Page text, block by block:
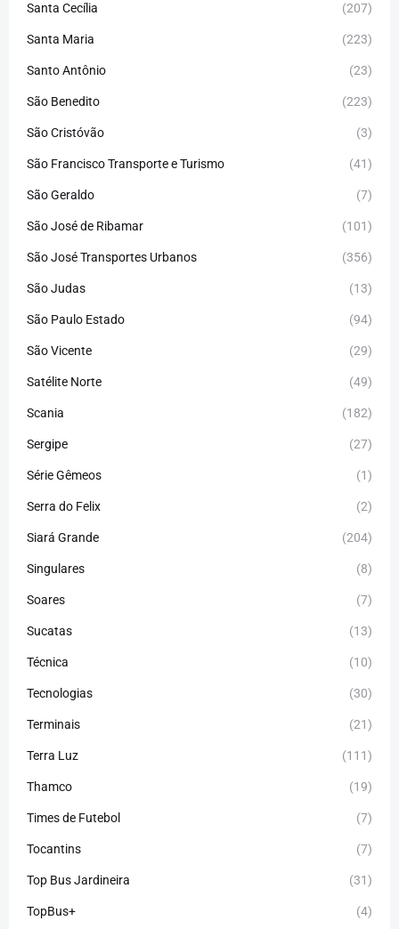
Santa Cecília (207)
Santa Maria (223)
Santo Antônio (23)
São Benedito (223)
São Cristóvão (3)
São Francisco Transporte e Turismo (41)
São Geraldo (7)
São José de Ribamar (101)
São José Transportes Urbanos (356)
São Judas (13)
São Paulo Estado (94)
São Vicente (29)
Satélite Norte (49)
Scania (182)
Sergipe (27)
Série Gêmeos (1)
Serra do Felix (2)
Siará Grande (204)
Singulares (8)
Soares (7)
Sucatas (13)
Técnica (10)
Tecnologias (30)
Terminais (21)
Terra Luz (111)
Thamco (19)
Times de Futebol (7)
Tocantins (7)
Top Bus Jardineira (31)
TopBus+ (4)